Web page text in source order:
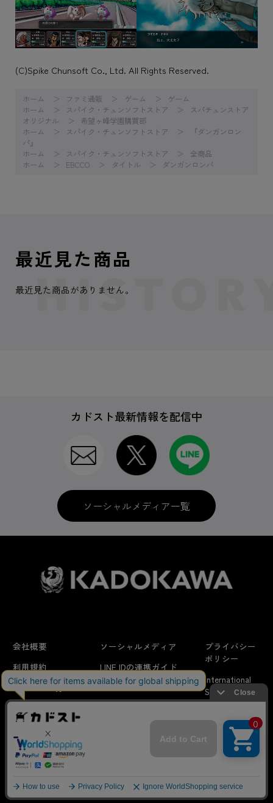
(C)Spike Chunsoft Co., Ltd. All Rights Reserved.
ホーム ファミ通販 ゲーム
ゲーム
ホーム
スパイク・チュンソフトストア
スパチュンストア
オリジナル
希望ヶ峰学園購買部
ホーム
スパイク・チュンソフトストア
『ダンガンロン
パ』
ホーム
スパイク・チュンソフトストア
全商品
ホーム
EBCCO タイトル ダンガンロンパ
最近見た商品
最近見た商品がありません。
カドスト最新情報を配信中
ソーシャルメディア一覧
会社概要
利用規約
はじめての方へ
ソーシャルメディア
LINE IDの連携ガイド
FAQ
プライバシー
ポリシー
International
Shipping
リクエスト
当サイトでは利用体験の向上およびコンテンツの最適な提供、ト
ラフィックの分析を目的としてCookieを使用しています。
サイトの閲覧を継続された場合、Cookieの利用に同意したことも
のといたします。
詳細については
承諾する